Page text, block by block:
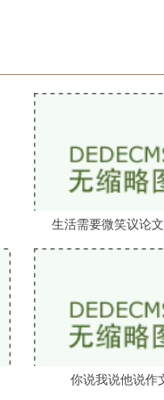
生活需要微笑议论
你说我说他说作